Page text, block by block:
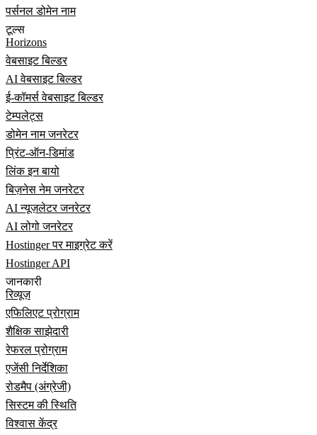
पर्सनल डोमेन नाम
टूल्स
Horizons
वेबसाइट बिल्डर
AI वेबसाइट बिल्डर
ई-कॉमर्स वेबसाइट बिल्डर
टेम्पलेट्स
डोमेन नाम जनरेटर
प्रिंट-ऑन-डिमांड
लिंक इन बायो
बिज़नेस नेम जनरेटर
AI न्यूज़लेटर जनरेटर
AI लोगो जनरेटर
Hostinger पर माइग्रेट करें
Hostinger API
जानकारी
रिव्यूज़
एफिलिएट प्रोग्राम
शैक्षिक साझेदारी
रेफरल प्रोग्राम
एजेंसी निर्देशिका
रोडमैप (अंग्रेजी)
सिस्टम की स्थिति
विश्वास केंद्र